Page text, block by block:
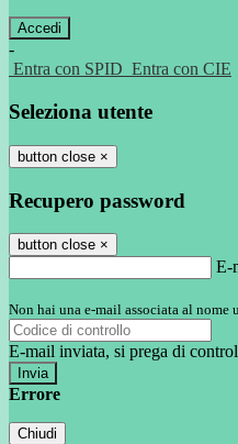
-
Entra con SPID Entra con CIE
Seleziona utente
button close ×
Recupero password
button close ×
E-
Non hai una e-mail associata al nome
E-mail inviata, si prega di
Errore
Chiudi